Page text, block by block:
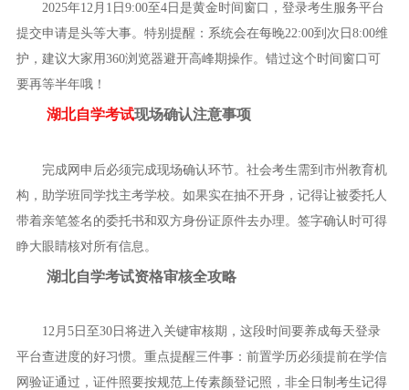
2025年12月1日9:00至4日是黄金时间窗口，登录考生服务平台
提交申请是头等大事。特别提醒：系统会在每晚22:00到次日8:00维
护，建议大家用360浏览器避开高峰期操作。错过这个时间窗口可
要再等半年哦！
湖北自学考试现场确认注意事项
完成网申后必须完成现场确认环节。社会考生需到市州教育机
构，助学班同学找主考学校。如果实在抽不开身，记得让被委托人
带着亲笔签名的委托书和双方身份证原件去办理。签字确认时可得
睁大眼睛核对所有信息。
湖北自学考试资格审核全攻略
12月5日至30日将进入关键审核期，这段时间要养成每天登录
平台查进度的好习惯。重点提醒三件事：前置学历必须提前在学信
网验证通过，证件照要按规范上传素颜登记照，非全日制考生记得